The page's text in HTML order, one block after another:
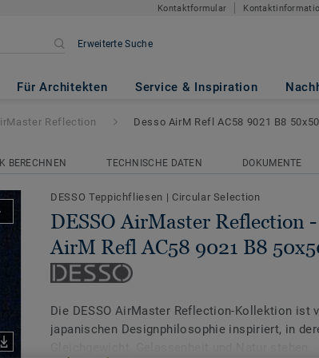
Kontaktformular
Erweiterte Suche
Für Architekten Service & Inspiration
- Desso AirM Refl
Reflection Desso AirM Refl AC58 9021 B8 50x50
BERECHNEN TECHNISCHE DATEN DOKUMENTE
DESSO Teppichfliesen | Circular Selection
DESSO AirMaster Reflection -
AirM Refl AC58 9021 B8
Die DESSO AirMaster Reflection-Kollektion ist
japanischen Designphilosophie inspiriert, in